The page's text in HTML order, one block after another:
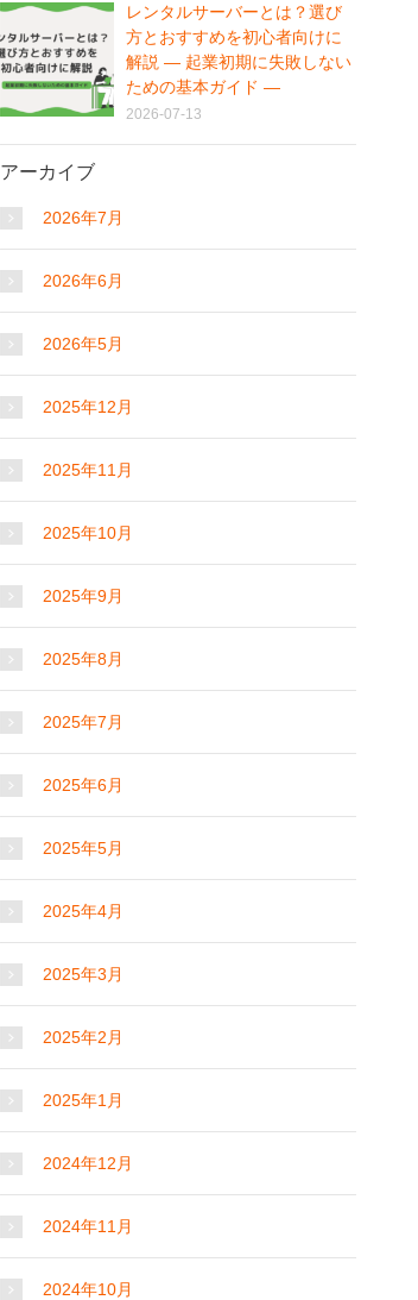
レンタルサーバーとは？選び
方とおすすめを初心者向けに
解説 ― 起業初期に失敗しない
ための基本ガイド ―
2026-07-13
アーカイブ
2026年7月
2026年6月
2026年5月
2025年12月
2025年11月
2025年10月
2025年9月
2025年8月
2025年7月
2025年6月
2025年5月
2025年4月
2025年3月
2025年2月
2025年1月
2024年12月
2024年11月
2024年10月